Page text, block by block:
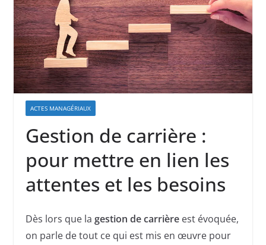
ACTES MANAGÉRIAUX
Gestion de carrière :
pour mettre en lien les
attentes et les besoins
Dès lors que la gestion de carrièreest évoquée,
on parle de tout ce qui est mis en œuvre pour